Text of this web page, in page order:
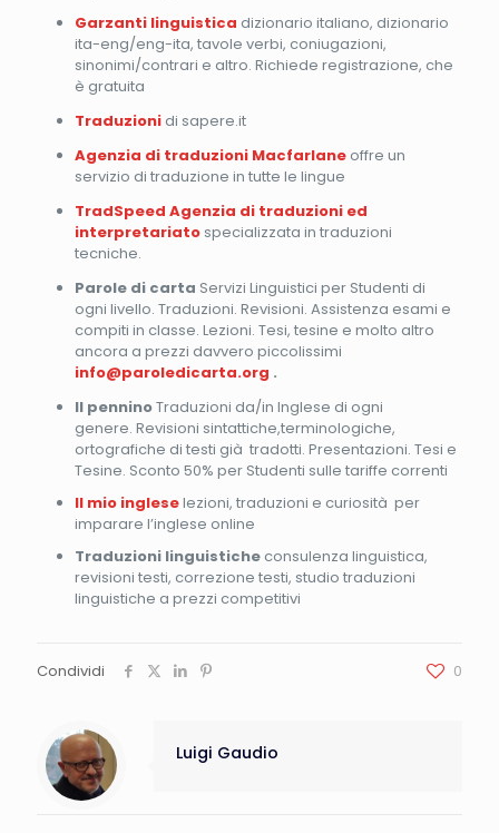
Garzanti linguistica dizionario italiano, dizionario
ita-eng/eng-ita, tavole verbi, coniugazioni,
sinonimi/contrari e altro. Richiede registrazione, che
è gratuita
Traduzionidi sapere.it
Agenzia di traduzioni Macfarlaneoffre un
servizio di traduzione in tutte le lingue
TradSpeed Agenzia di traduzioni ed
interpretariato specializzata in traduzioni
tecniche.
Parole di carta Servizi Linguistici per Studenti di
ogni livello. Traduzioni. Revisioni. Assistenza esami e
compiti in classe. Lezioni. Tesi, tesine e molto altro
ancora a prezzi davvero piccolissimi
info@paroledicarta.org .
Il penninoTraduzioni da/in Inglese di ogni
genere. Revisioni sintattiche,terminologiche,
ortografiche di testi già tradotti. Presentazioni. Tesi e
Tesine. Sconto 50% per Studenti sulle tariffe correnti
Il mio ingleselezioni, traduzioni e curiosità per
imparare l’inglese online
Traduzioni linguistiche consulenza linguistica,
revisioni testi, correzione testi, studio traduzioni
linguistiche a prezzi competitivi
Condividi 0
Luigi Gaudio